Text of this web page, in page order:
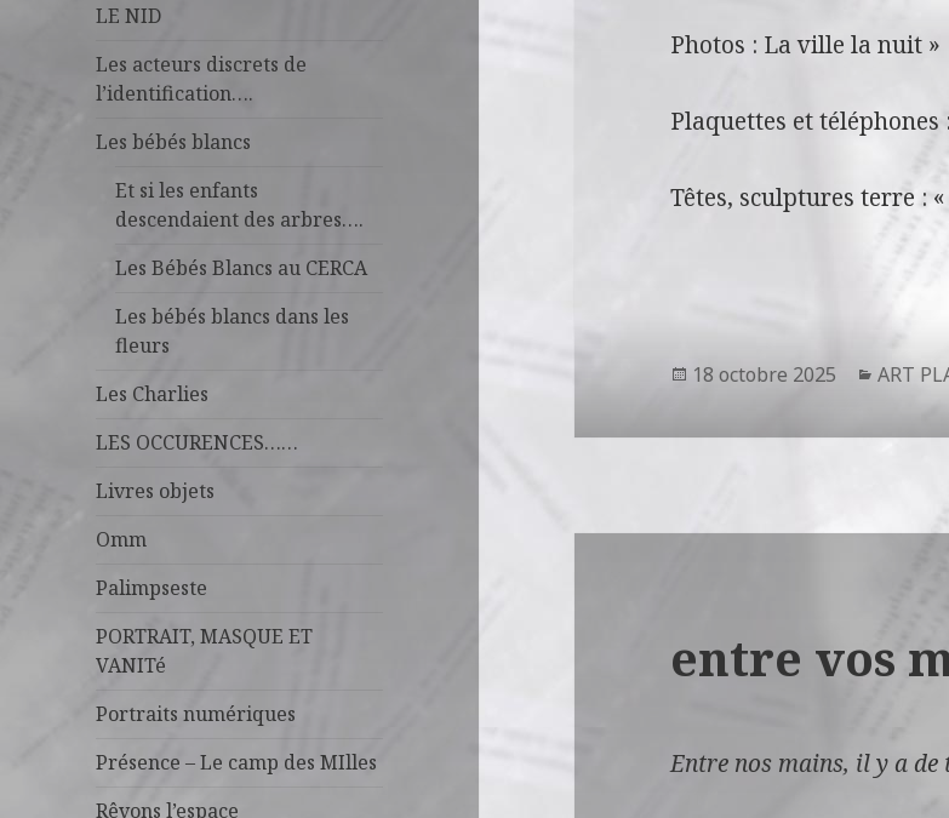
LE NID
Les acteurs discrets de
l’identification….
Les bébés blancs
Et si les enfants
descendaient des arbres….
Les Bébés Blancs au CERCA
Les bébés blancs dans les
fleurs
Les Charlies
LES OCCURENCES……
Livres objets
Omm
Palimpseste
PORTRAIT, MASQUE ET
VANITé
Portraits numériques
Présence – Le camp des MIlles
Rêvons l’espace
Photos : La ville la nuit »
Plaquettes et téléphones
Têtes, sculptures terre :
Publié
18 octobre 2025 ART
entre vos
Entre nos mains, il y a